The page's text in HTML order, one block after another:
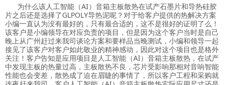
为什么该人工智能（AI）音箱主板散热在试产石墨片和导热硅胶
片之后还是选择了GLPOLY导热泥呢？对于给客户提供的热解决方案
小编一直认为没有最好的，只有最合适的，这不是很好的证明了么！
该客户是小编领导在对应负责的项目，但是因为这个客户当时是自己
晚上从广州赶过来我司谈论方案和要样品当晚测试，小编和领导一起
接见了该客户对客户如此敬业的精神感动，因此对这个项目也是格外
关注！客户告知是应用项目是人工智能（AI）音箱主板散热，在试产
中发现主板的热量过高，主板散热不良，芯片受影响那相对音响智能
性能也会变差，散热成了迫在眉睫的事情了，所以客户工程和采购就